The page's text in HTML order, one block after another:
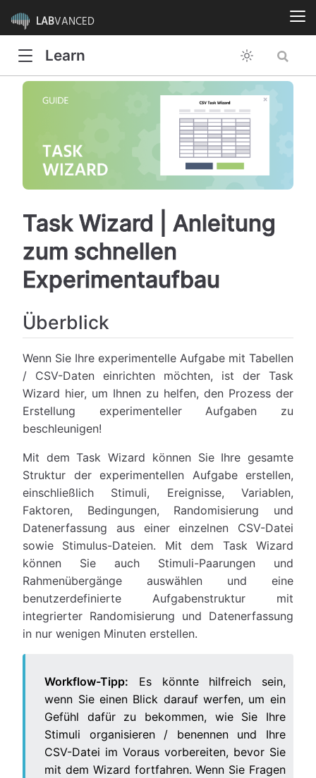
LABVANCED
Learn
Task Wizard | Anleitung
zum schnellen
Experimentaufbau
Überblick
Wenn Sie Ihre experimentelle Aufgabe mit Tabellen
/ CSV-Daten einrichten möchten, ist der Task
Wizard hier, um Ihnen zu helfen, den Prozess der
Erstellung experimenteller Aufgaben zu
beschleunigen!
Mit dem Task Wizard können Sie Ihre gesamte
Struktur der experimentellen Aufgabe erstellen,
einschließlich Stimuli, Ereignisse, Variablen,
Faktoren, Bedingungen, Randomisierung und
Datenerfassung aus einer einzelnen CSV-Datei
sowie Stimulus-Dateien. Mit dem Task Wizard
können Sie auch Stimuli-Paarungen und
Rahmenübergänge auswählen und eine
benutzerdefinierte Aufgabenstruktur mit
integrierter Randomisierung und Datenerfassung
in nur wenigen Minuten erstellen.
Workflow-Tipp: Es könnte hilfreich sein,
wenn Sie einen Blick darauf werfen, um ein
Gefühl dafür zu bekommen, wie Sie Ihre
Stimuli organisieren / benennen und Ihre
CSV-Datei im Voraus vorbereiten, bevor Sie
mit dem Wizard fortfahren. Wenn Sie Fragen